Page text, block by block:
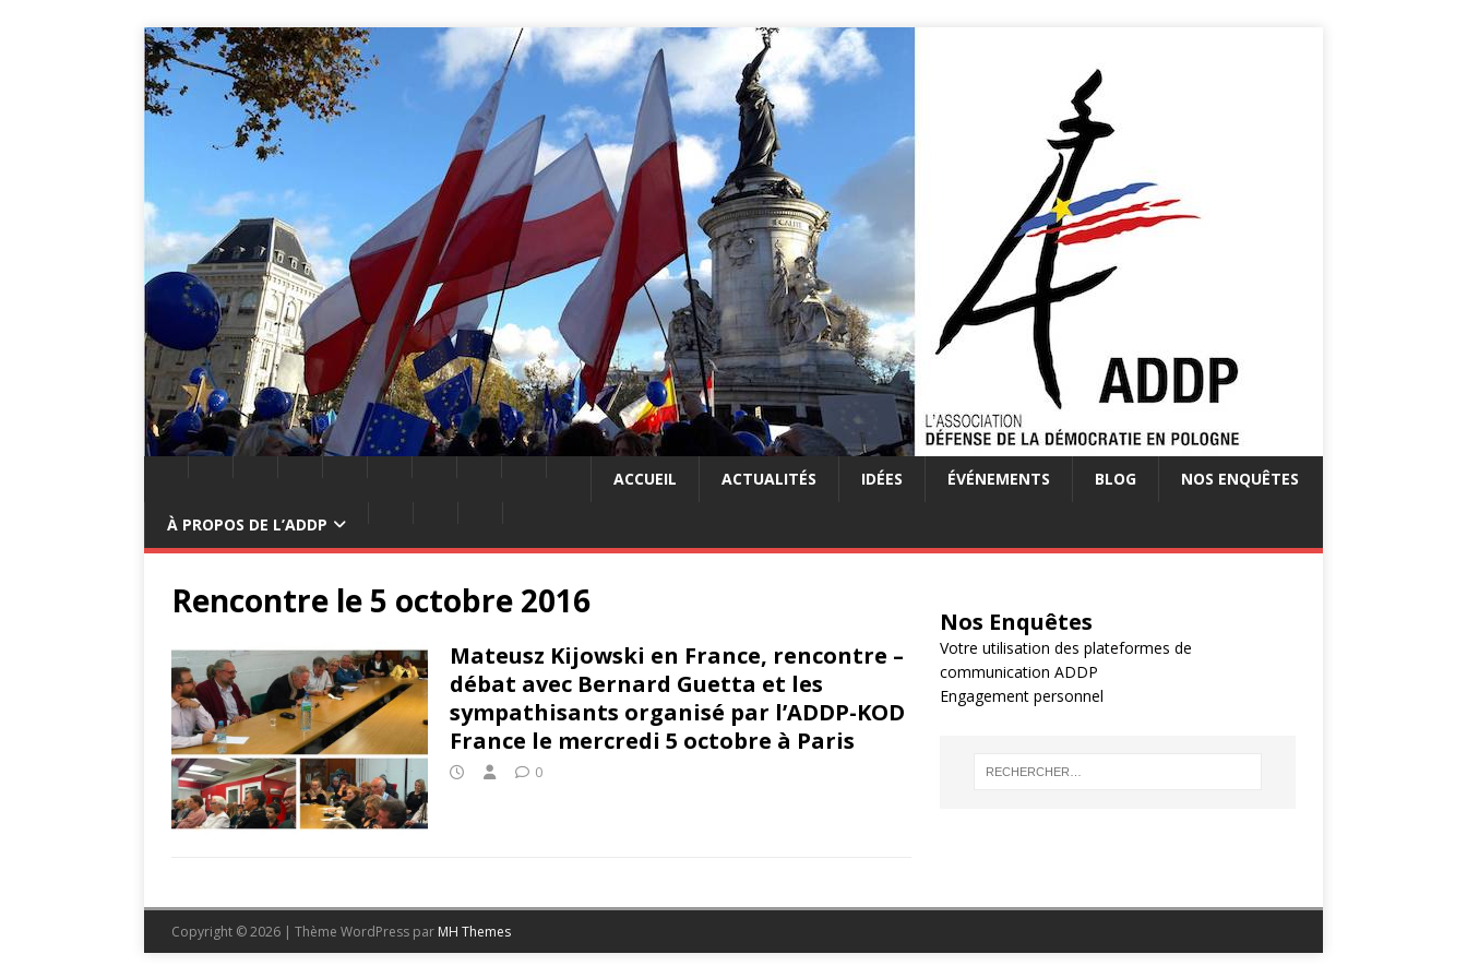
ACCUEIL ACTUALITÉS IDÉES ÉVÉNEMENTS BLOG NOS ENQUÊTES
À PROPOS DE L’ADDP
Rencontre le 5 octobre 2016
Mateusz Kijowski en France, rencontre –
débat avec Bernard Guetta et les
sympathisants organisé par l’ADDP-KOD
France le mercredi 5 octobre à Paris
0
Nos Enquêtes
Votre utilisation des plateformes de
communication ADDP
Engagement personnel
Copyright © 2026 | Thème WordPress par MH Themes